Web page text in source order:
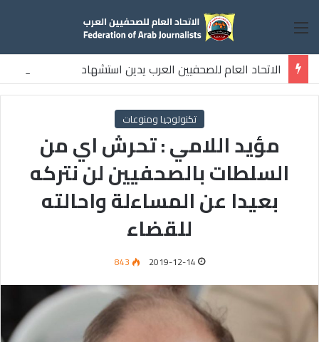
القائمة
الاتحاد العام للصحفيين العرب يدين استشهاد
ثلاثة صحفيين فلسطينيين باستهداف إسرائيلي وسط قطاع غزة
تكنولوجيا ومنوعات
مؤيد اللامي : تحرش اي من
السلطات بالصحفيين لن نتركه
بعيدا عن المساءلة واحالته
للقضاء
2019-12-14
843